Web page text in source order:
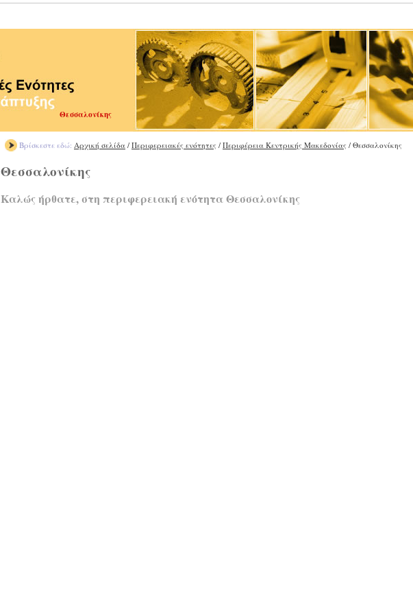
Θεσσαλονίκης
Βρίσκεστε εδώ: Αρχική σελίδα / Περιφερειακές ενότητες / Περιφέρεια Κεντρικής Μακεδονίας / Θεσσαλονίκης
Θεσσαλονίκης
Καλώς ήρθατε, στη περιφερειακή ενότητα Θεσσαλονίκης